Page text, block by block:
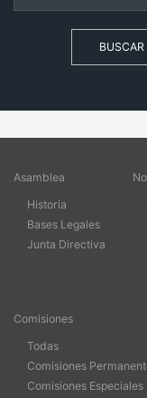
BUSCAR
Asamblea
Historia
Bases Legales
Junta Directiva
Comisiones
Todas
Comisiones
Comisiones Especiales